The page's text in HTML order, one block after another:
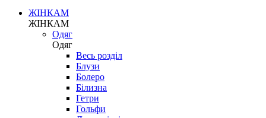
ЖІНКАМ
ЖІНКАМ
Одяг
Одяг
Весь розділ
Блузи
Болеро
Білизна
Гетри
Гольфи